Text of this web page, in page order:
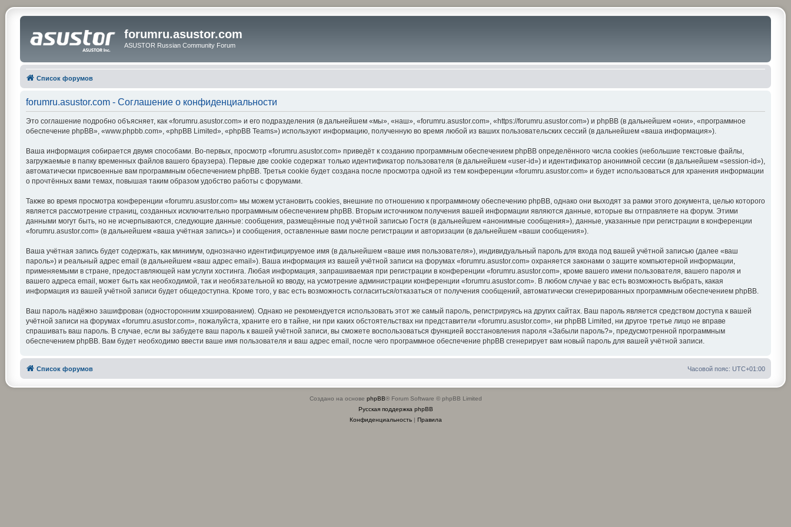
forumru.asustor.com
ASUSTOR Russian Community Forum
Список форумов
forumru.asustor.com - Соглашение о конфиденциальности
Это соглашение подробно объясняет, как «forumru.asustor.com» и его подразделения (в дальнейшем «мы», «наш», «forumru.asustor.com», «https://forumru.asustor.com») и phpBB (в дальнейшем «они», «программное
обеспечение phpBB», «www.phpbb.com», «phpBB Limited», «phpBB Teams») используют информацию, полученную во время любой из ваших пользовательских сессий (в дальнейшем «ваша информация»).
Ваша информация собирается двумя способами. Во-первых, просмотр «forumru.asustor.com» приведёт к созданию программным обеспечением phpBB определённого числа cookies (небольшие текстовые файлы,
загружаемые в папку временных файлов вашего браузера). Первые две cookie содержат только идентификатор пользователя (в дальнейшем «user-id») и идентификатор анонимной сессии (в дальнейшем «session-id»),
автоматически присвоенные вам программным обеспечением phpBB. Третья cookie будет создана после просмотра одной из тем конференции «forumru.asustor.com» и будет использоваться для хранения информации
о прочтённых вами темах, повышая таким образом удобство работы с форумами.
Также во время просмотра конференции «forumru.asustor.com» мы можем установить cookies, внешние по отношению к программному обеспечению phpBB, однако они выходят за рамки этого документа, целью которого
является рассмотрение страниц, созданных исключительно программным обеспечением phpBB. Вторым источником получения вашей информации являются данные, которые вы отправляете на форум. Этими
данными могут быть, но не исчерпываются, следующие данные: сообщения, размещённые под учётной записью Гостя (в дальнейшем «анонимные сообщения»), данные, указанные при регистрации в конференции
«forumru.asustor.com» (в дальнейшем «ваша учётная запись») и сообщения, оставленные вами после регистрации и авторизации (в дальнейшем «ваши сообщения»).
Ваша учётная запись будет содержать, как минимум, однозначно идентифицируемое имя (в дальнейшем «ваше имя пользователя»), индивидуальный пароль для входа под вашей учётной записью (далее «ваш
пароль») и реальный адрес email (в дальнейшем «ваш адрес email»). Ваша информация из вашей учётной записи на форумах «forumru.asustor.com» охраняется законами о защите компьютерной информации,
применяемыми в стране, предоставляющей нам услуги хостинга. Любая информация, запрашиваемая при регистрации в конференции «forumru.asustor.com», кроме вашего имени пользователя, вашего пароля и
вашего адреса email, может быть как необходимой, так и необязательной ко вводу, на усмотрение администрации конференции «forumru.asustor.com». В любом случае у вас есть возможность выбрать, какая
информация из вашей учётной записи будет общедоступна. Кроме того, у вас есть возможность согласиться/отказаться от получения сообщений, автоматически сгенерированных программным обеспечением phpBB.
Ваш пароль надёжно зашифрован (односторонним хэшированием). Однако не рекомендуется использовать этот же самый пароль, регистрируясь на других сайтах. Ваш пароль является средством доступа к вашей
учётной записи на форумах «forumru.asustor.com», пожалуйста, храните его в тайне, ни при каких обстоятельствах ни представители «forumru.asustor.com», ни phpBB Limited, ни другое третье лицо не вправе
спрашивать ваш пароль. В случае, если вы забудете ваш пароль к вашей учётной записи, вы сможете воспользоваться функцией восстановления пароля «Забыли пароль?», предусмотренной программным
обеспечением phpBB. Вам будет необходимо ввести ваше имя пользователя и ваш адрес email, после чего программное обеспечение phpBB сгенерирует вам новый пароль для вашей учётной записи.
Список форумов Часовой пояс: UTC+01:00
Создано на основе phpBB® Forum Software © phpBB Limited
Русская поддержка phpBB
Конфиденциальность| Правила